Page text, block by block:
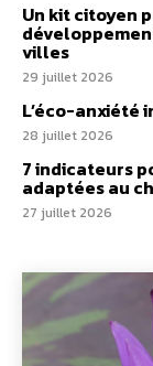
Un kit citoyen
villes
29 juillet 2026
L’éco-anxiété
28 juillet 2026
7 indicateurs
adaptées au
27 juillet 2026